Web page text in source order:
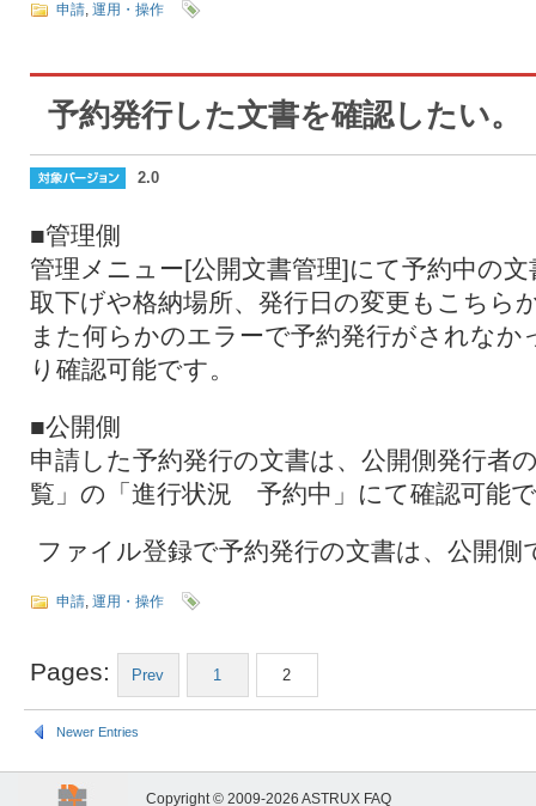
申請, 運用・操作
予約発行した文書を確認したい。
2.0
■管理側
管理メニュー[公開文書管理]にて予約中の
取下げや格納場所、発行日の変更もこちら
また何らかのエラーで予約発行がされなか
り確認可能です。
■公開側
申請した予約発行の文書は、公開側発行者
覧」の「進行状況 予約中」にて確認可能
ファイル登録で予約発行の文書は、公開
申請, 運用・操作
Pages: Prev 1 2
Newer Entries
Copyright © 2009-2026 ASTRUX FAQ